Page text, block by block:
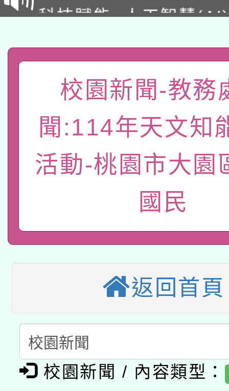
暨閱讀推動專業研習
科技賦能─人工智慧
「數位內容與教學軟體
pilot」
有關大陸委員會函釋公
薪期間赴陸應申請許可
轉知經濟部水利署委託
業技術研究院辦理「
用水績優單位及節水達
115年8月22日(星期六
桃園市孔廟祈福系列
開 智慧啟航」
2026年桃園地景藝術
「2026桃園藝術巡演
適應運動共學行動站研
本館辦理115年度閱讀
暨閱讀推動專業研習
科技賦能─人工智慧
A3數位素養講師名單
「數位內容與教學軟體
pilot」
有關大陸委員會函釋公
薪期間赴陸應申請許可
轉知經濟部水利署委託
校園新聞-教務
聞:114年天文知
活動-桃園市大園
國民
返回首頁
校園新聞 / 內容類型：